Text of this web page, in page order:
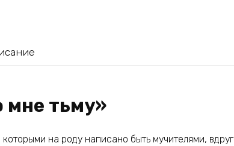
мне тьму»
на роду написано быть мучителями, вдруг